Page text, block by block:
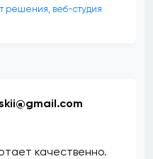
решения, веб-студия
качественно.